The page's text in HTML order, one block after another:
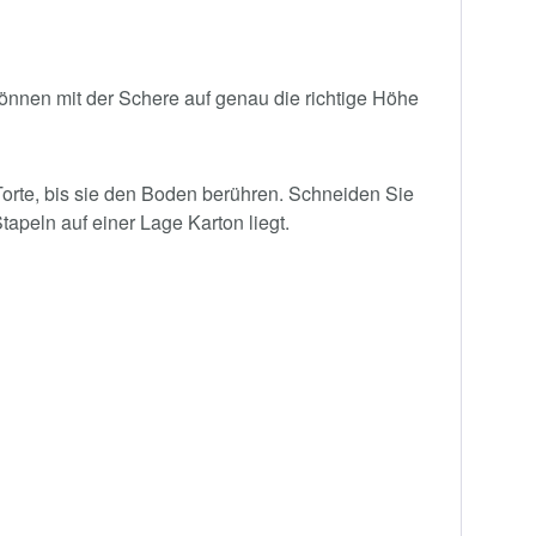
mit der Schere auf genau die richtige Höhe
bis sie den Boden berühren. Schneiden Sie
auf einer Lage Karton liegt.